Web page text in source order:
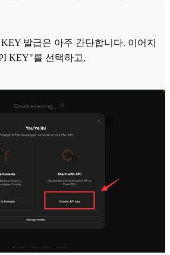
발급은 아주 간단합니다. 이어지
KEY"를 선택하고,